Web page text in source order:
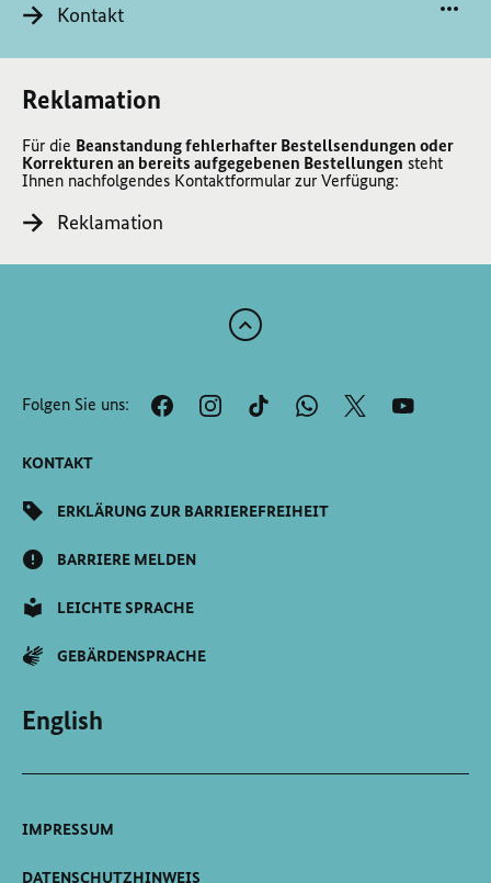
Kontakt
Reklamation
Für die Beanstandung fehlerhafter Bestellsendungen oder
Korrekturen an bereits aufgegebenen Bestellungen steht
Ihnen nachfolgendes Kontaktformular zur Verfügung:
Reklamation
Zum
der
Seite
Folgen Sie uns:
KONTAKT
ERKLÄRUNG ZUR BARRIEREFREIHEIT
BARRIERE MELDEN
LEICHTE SPRACHE
GEBÄRDENSPRACHE
English
IMPRESSUM
DATENSCHUTZHINWEIS